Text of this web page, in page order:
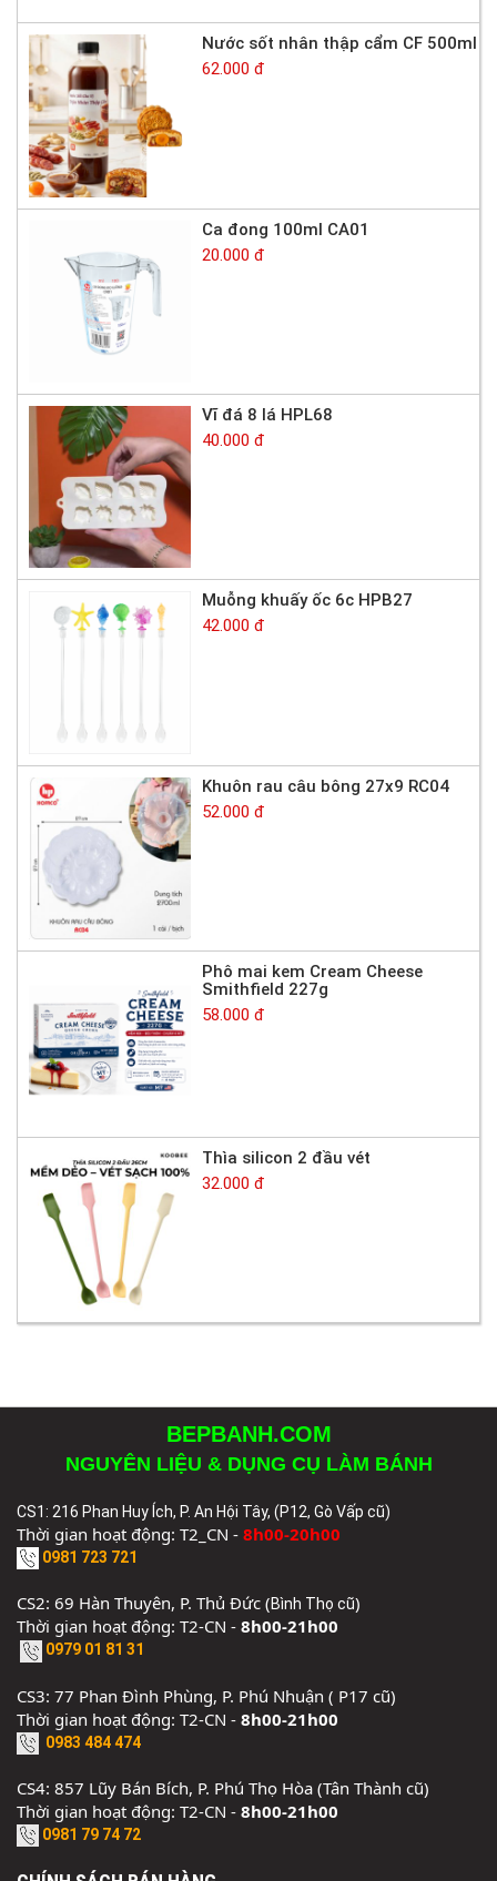
Nước sốt nhân thập cẩm CF 500ml
62.000 đ
Ca đong 100ml CA01
20.000 đ
Vĩ đá 8 lá HPL68
40.000 đ
Muỗng khuấy ốc 6c HPB27
42.000 đ
Khuôn rau câu bông 27x9 RC04
52.000 đ
Phô mai kem Cream Cheese
Smithfield 227g
58.000 đ
Thìa silicon 2 đầu vét
32.000 đ
BEPBANH.COM
NGUYÊN LIỆU & DỤNG CỤ LÀM BÁNH
CS1: 216 Phan Huy Ích, P. An Hội Tây, (P12, Gò Vấp cũ)
Thời gian hoạt động: T2_CN - 8h00-20h00
0981 723 721
CS2: 69 Hàn Thuyên, P. Thủ Đức (Bình Thọ cũ)
Thời gian hoạt động: T2-CN - 8h00-21h00
0979 01 81 31
CS3: 77 Phan Đình Phùng, P. Phú Nhuận ( P17 cũ)
Thời gian hoạt động: T2-CN - 8h00-21h00
0983 484 474
CS4: 857 Lũy Bán Bích, P. Phú Thọ Hòa (Tân Thành cũ)
Thời gian hoạt động: T2-CN - 8h00-21h00
0981 79 74 72